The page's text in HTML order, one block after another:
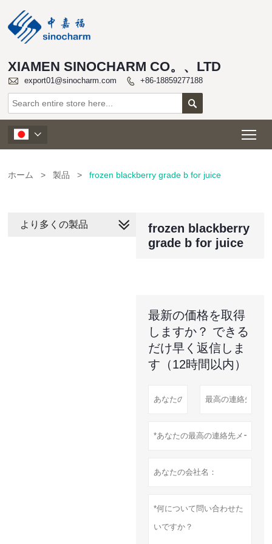
XIAMEN SINOCHARM CO。、LTD
 export01@sinocharm.com  +86-18859277188


ホーム > 製品 > frozen blackberry grade b for juice
frozen blackberry
grade b for juice
最新の価格を取得
しますか？ できる
だけ早く返信しま
す（12時間以内）
より多くの製品